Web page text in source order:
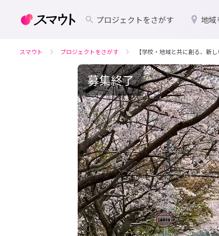
プロジェクトをさがす 地域
スマウト プロジェクトをさがす 【学校・地域と共に創る、新
募集終了